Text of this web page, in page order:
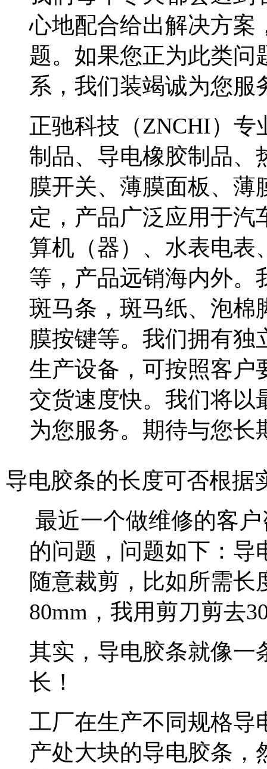
心地配合给出解决方案
题。如果您正为此类问
系，我们装竭诚为您服
正驰科技（ZNCHI）
制品、导电橡胶制品、
膜开关、薄膜面板、薄
定，产品广泛应用于汽
算机（器）、水表电表
等，产品远销海内外。
斑马条，斑马纸、泡棉
膜按键等。我们拥有独
生产设备，可按照客户
交货速度快。我们将以
为您服务。期待与您长
导电胶条的长度可否根据
最近一个做维修的客
的问题，问题如下：导
随意裁剪，比如所需长
80mm，我用剪刀剪去
其实，导电胶条就像一
长！
工厂在生产不同规格导
产处大块的导电胶条，